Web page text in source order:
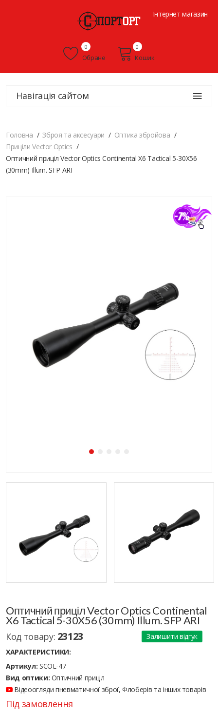
Інтернет магазин
Обране
0
Кошик
0
Навігація сайтом
Головна Зброя та аксесуари
Оптика збройова
Приціли Vector Optics
Оптичний приціл Vector Optics Continental X6 Tactical 5-30X56
(30mm) Illum. SFP ARI
Оптичний приціл Vector Optics Continental
X6 Tactical 5-30X56 (30mm) Illum. SFP ARI
Код товару: 23123
Залишити відгук
ХАРАКТЕРИСТИКИ:
Артикул: SCOL-47
Вид оптики: Оптичний приціл
Відеоогляди пневматичної зброї, Флоберів та інших товарів
Під замовлення